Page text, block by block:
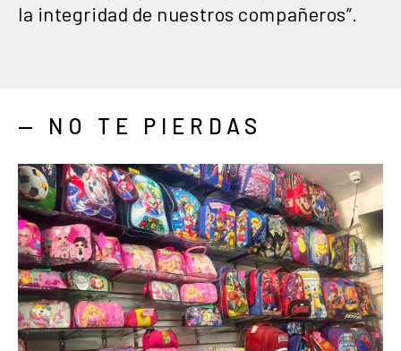
la integridad de nuestros compañeros”.
— NO TE PIERDAS